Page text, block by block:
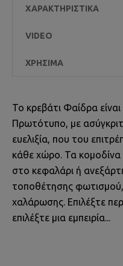
ΧΑΡΑΚΤΗΡΙΣΤΙΚΆ
VIDEO
ΧΡΉΣΙΜΑ
Το κρεβάτι Φαίδρα
Πρωτότυπο, με
ευελιξία, που του
κάθε χώρο. Τα
στο κεφαλάρι ή
τοποθέτησης
χαλάρωσης. Επιλέξτε
επιλέξτε μια εμπειρία...